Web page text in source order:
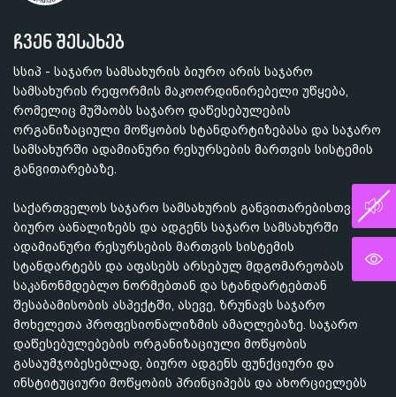
ჩვენ შესახებ
სსიპ - საჯარო სამსახურის ბიურო არის საჯარო
სამსახურის რეფორმის მაკოორდინირებელი უწყება,
რომელიც მუშაობს საჯარო დაწესებულების
ორგანიზაციული მოწყობის სტანდარტიზებასა და საჯარო
სამსახურში ადამიანური რესურსების მართვის სისტემის
განვითარებაზე.
საქართველოს საჯარო სამსახურის განვითარებისთვის
ბიურო აანალიზებს და ადგენს საჯარო სამსახურში
ადამიანური რესურსების მართვის სისტემის
სტანდარტებს და აფასებს არსებულ მდგომარეობას
საკანონმდებლო ნორმებთან და სტანდარტებთან
შესაბამისობის ასპექტში, ასევე, ზრუნავს საჯარო
მოხელეთა პროფესიონალიზმის ამაღლებაზე. საჯარო
დაწესებულებების ორგანიზაციული მოწყობის
გასაუმჯობესებლად, ბიურო ადგენს ფუნქციური და
ინსტიტუციური მოწყობის პრინციპებს და ახორციელებს